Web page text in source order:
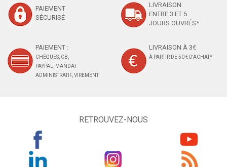
PAIEMENT
SÉCURISÉ
LIVRAISON
ENTRE 3 ET 5
JOURS OUVRÉS*
PAIEMENT :
CHÈQUES, CB,
PAYPAL, MANDAT
ADMINISTRATIF, VIREMENT
LIVRAISON À 3€
À PARTIR DE 50 € D'ACHAT*
RETROUVEZ-NOUS